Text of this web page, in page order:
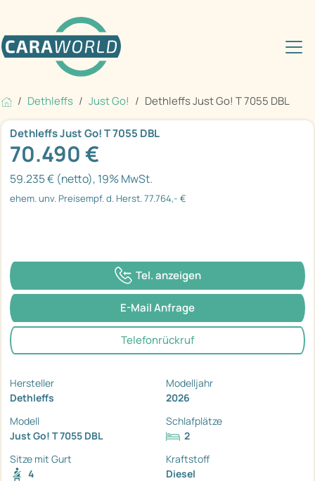
Dethleffs Just Go! Dethleffs Just Go! T 7055 DBL
Dethleffs Just Go! T 7055 DBL
70.490 €
59.235 € (netto), 19% MwSt.
ehem. unv. Preisempf. d. Herst. 77.764,- €
Tel. anzeigen
E-Mail Anfrage
Telefonrückruf
Hersteller
Dethleffs
Modelljahr
2026
Modell
Just Go! T 7055 DBL
Schlafplätze
2
Sitze mit Gurt
4
Kraftstoff
Diesel